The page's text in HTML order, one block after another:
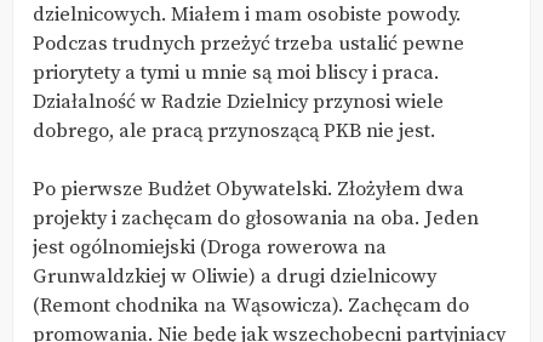
dzielnicowych. Miałem i mam osobiste powody.
Podczas trudnych przeżyć trzeba ustalić pewne
priorytety a tymi u mnie są moi bliscy i praca.
Działalność w Radzie Dzielnicy przynosi wiele
dobrego, ale pracą przynoszącą PKB nie jest.
Po pierwsze Budżet Obywatelski. Złożyłem dwa
projekty i zachęcam do głosowania na oba. Jeden
jest ogólnomiejski (Droga rowerowa na
Grunwaldzkiej w Oliwie) a drugi dzielnicowy
(Remont chodnika na Wąsowicza). Zachęcam do
promowania. Nie będę jak wszechobecni partyjniacy